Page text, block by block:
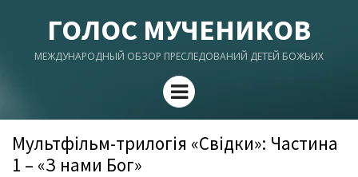
ГОЛОС МУЧЕНИКОВ
МЕЖДУНАРОДНЫЙ ОБЗОР ПРЕСЛЕДОВАНИЙ ДЕТЕЙ БОЖЬИХ
Menu
Мультфільм-трилогія «Свідки»: Частина
1 – «З нами Бог»